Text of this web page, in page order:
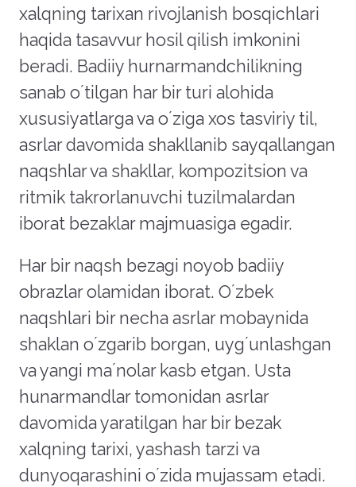
xalqning tarixan rivojlanish bosqichlari
haqida tasavvur hosil qilish imkonini
beradi. Badiiy hurnarmandchilikning
sanab oʼtilgan har bir turi alohida
xususiyatlarga va oʼziga xos tasviriy til,
asrlar davomida shakllanib sayqallangan
naqshlar va shakllar, kompozitsion va
ritmik takrorlanuvchi tuzilmalardan
iborat bezaklar majmuasiga egadir.
Har bir naqsh bezagi noyob badiiy
obrazlar olamidan iborat. Oʼzbek
naqshlari bir necha asrlar mobaynida
shaklan oʼzgarib borgan, uygʼunlashgan
va yangi maʼnolar kasb etgan. Usta
hunarmandlar tomonidan asrlar
davomida yaratilgan har bir bezak
xalqning tarixi, yashash tarzi va
dunyoqarashini oʼzida mujassam etadi.